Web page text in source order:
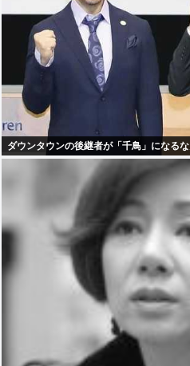
ダウンタウンの後継者が「千鳥」になる